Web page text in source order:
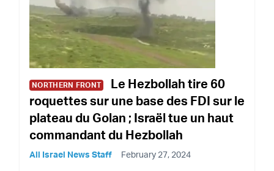
NORTHERN FRONT
Le Hezbollah tire 60
roquettes sur une base des FDI sur le
plateau du Golan ; Israël tue un haut
commandant du Hezbollah
All Israel News Staff February 27, 2024